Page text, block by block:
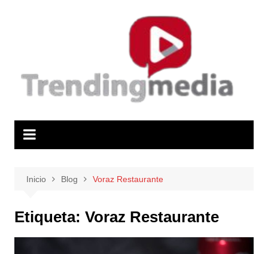
Inicio Blog Voraz Restaurante
Etiqueta: Voraz Restaurante